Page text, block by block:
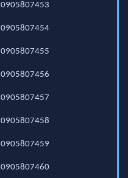
0905807453
0905807454
0905807455
0905807456
0905807457
0905807458
0905807459
0905807460